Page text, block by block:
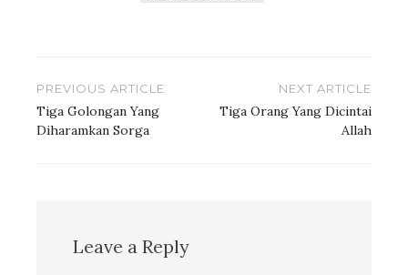
Post
navigation
PREVIOUS ARTICLE
Tiga Golongan Yang
Diharamkan Sorga
NEXT ARTICLE
Tiga Orang Yang Dicintai
Allah
Leave a Reply